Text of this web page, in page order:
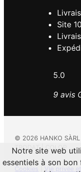
Site
5.0
9 avis
© 2026 HANKO
TRODAT | COLOP
Cookies |Vie privée
Notre site web
essentiels à son